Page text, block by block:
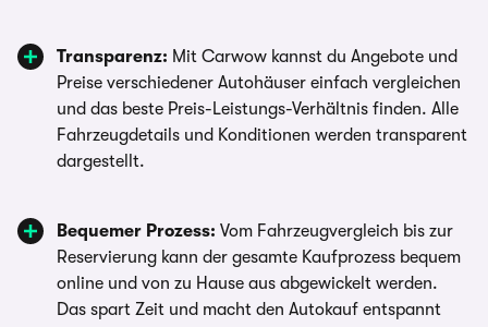
Transparenz: Mit Carwow kannst du Angebote und
Preise verschiedener Autohäuser einfach vergleichen
und das beste Preis-Leistungs-Verhältnis finden. Alle
Fahrzeugdetails und Konditionen werden transparent
dargestellt.
Bequemer Prozess: Vom Fahrzeugvergleich bis zur
Reservierung kann der gesamte Kaufprozess bequem
online und von zu Hause aus abgewickelt werden.
Das spart Zeit und macht den Autokauf entspannt